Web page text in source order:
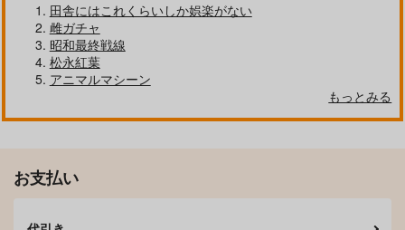
田舎にはこれくらいしか娯楽がない
雌ガチャ
昭和最終戦線
松永紅葉
アニマルマシーン
もっとみる
お支払い